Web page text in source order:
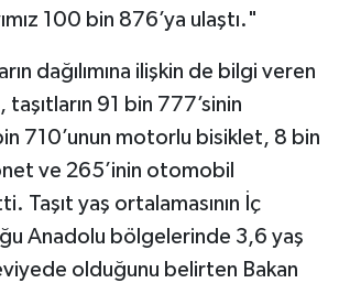
100 bin 876’ya ulaştı."
dağılımına ilişkin de bilgi veren
taşıtların 91 bin 777’sinin
710’unun motorlu bisiklet, 8 bin
ve 265’inin otomobil
Taşıt yaş ortalamasının İç
Anadolu bölgelerinde 3,6 yaş
olduğunu belirten Bakan